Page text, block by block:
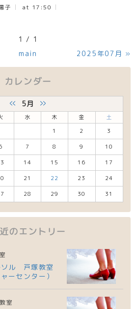
子 at 17:50
1 / 1
main 2025年07月 »
カレンダー
« 5月 »
水 木 金
土
1
2
3
7 8 9
10
14 15 16
17
21 22 23
24
28 29 30 31
のエントリー
ソル 戸塚教室
ーセンター）
室